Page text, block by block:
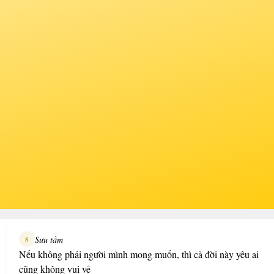
S Sưu tầm
Nếu không phải người mình mong muốn, thì cả đời này yêu ai
cũng không vui vẻ